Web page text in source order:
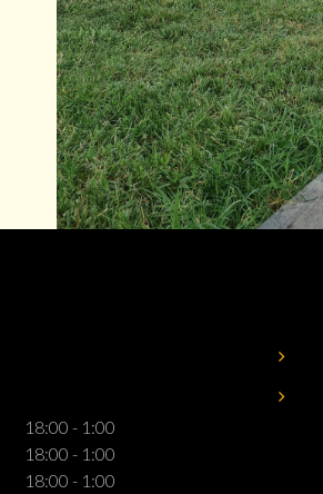
18:00 - 1:00
18:00 - 1:00
18:00 - 1:00